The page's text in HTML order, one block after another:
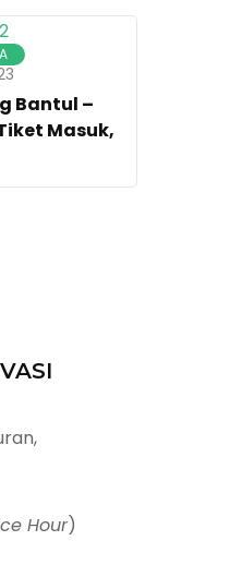
Bantul –
Masuk,
Hour)